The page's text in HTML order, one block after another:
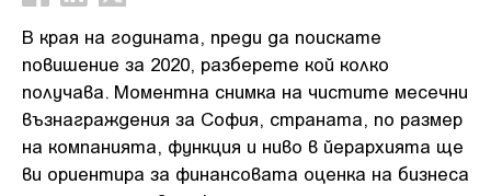
В края на годината, преди да поискате
повишение за 2020, разберете кой колко
получава. Моментна снимка на чистите месечни
възнаграждения за София, страната, по размер
на компанията, функция и ниво в йерархията ще
ви ориентира за финансовата оценка на бизнеса